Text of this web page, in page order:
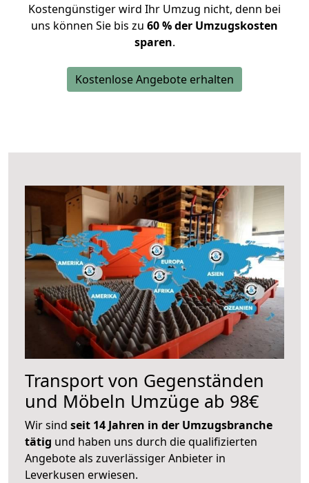
Kostengünstiger wird Ihr Umzug nicht, denn bei
uns können Sie bis zu 60 % der Umzugskosten
sparen.
Kostenlose Angebote erhalten
Transport von Gegenständen
und Möbeln Umzüge ab 98€
Wir sind seit 14 Jahren in der Umzugsbranche
tätig und haben uns durch die qualifizierten
Angebote als zuverlässiger Anbieter in
Leverkusen erwiesen.